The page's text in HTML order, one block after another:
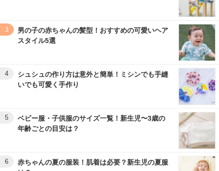
3
男の子の赤ちゃんの髪型！おすすめの可愛いヘア
スタイル5選
4
シュシュの作り方は意外と簡単！ミシンでも手縫
いでも可愛く手作り
5
ベビー服・子供服のサイズ一覧！新生児〜3歳の
年齢ごとの目安は？
6
赤ちゃんの夏の服装！肌着は必要？新生児の夏服